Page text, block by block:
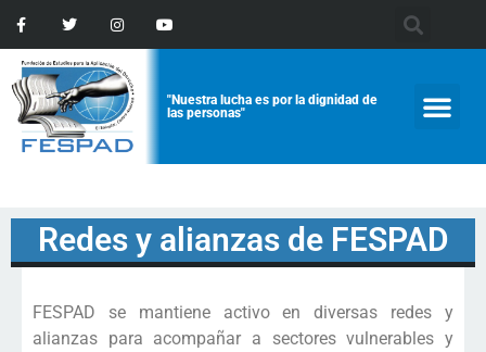
"Nuestra lucha es por la dignidad de
las personas"
Redes y alianzas de FESPAD
FESPAD se mantiene activo en diversas redes y
alianzas para acompañar a sectores vulnerables y